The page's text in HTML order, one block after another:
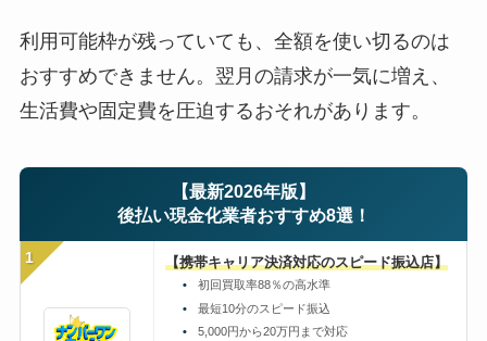
利用可能枠が残っていても、全額を使い切るのは
おすすめできません。翌月の請求が一気に増え、
生活費や固定費を圧迫するおそれがあります。
【最新2026年版】
後払い現金化業者おすすめ8選！
1 【携帯キャリア決済対応のスピード振込店】
初回買取率88％の高水準
最短10分のスピード振込
5,000円から20万円まで対応